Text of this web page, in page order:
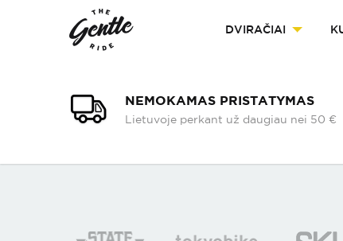
DVIRAČIAI
NEMOKAMAS PRISTATYMAS
Lietuvoje perkant už daugiau nei 50 €